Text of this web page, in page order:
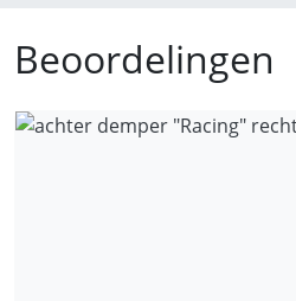
Beoordelingen